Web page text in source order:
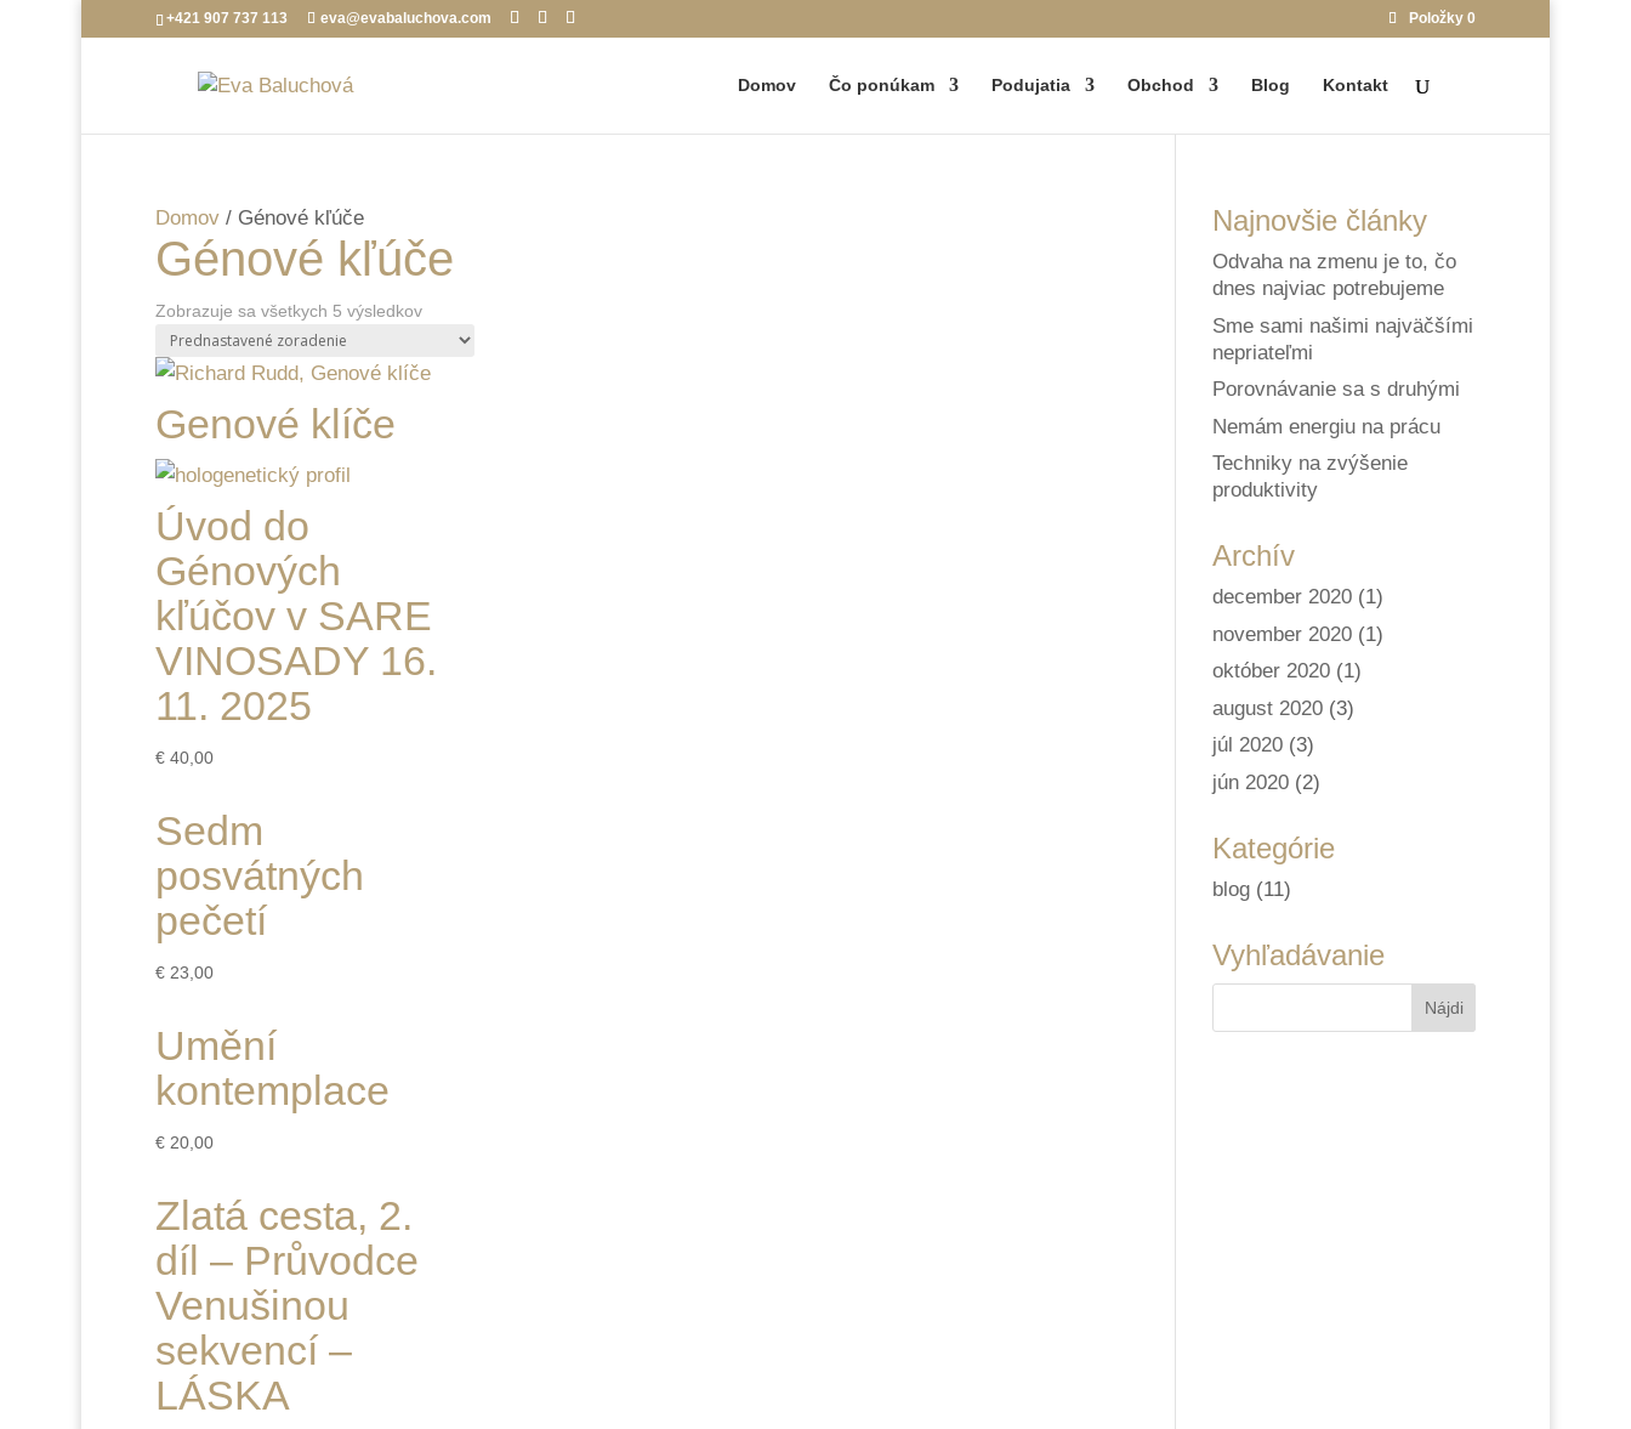
+421 907 737 113 eva@evabaluchova.com Položky 0
Domov Čo ponúkam Podujatia Obchod Blog Kontakt
Domov/ Génové kľúče
Génové kľúče
Zobrazuje sa všetkych 5 výsledkov
Genové klíče
Úvod do
Génových
kľúčov v SARE
VINOSADY 16.
11. 2025
€40,00
Sedm
posvátných
pečetí
€23,00
Umění
kontemplace
€20,00
Zlatá cesta, 2.
díl – Průvodce
Venušinou
sekvencí –
LÁSKA
Najnovšie články
Odvaha na zmenu je to, čo
dnes najviac potrebujeme
Sme sami našimi najväčšími
nepriateľmi
Porovnávanie sa s druhými
Nemám energiu na prácu
Techniky na zvýšenie
produktivity​
Archív
december 2020(1)
november 2020(1)
október 2020(1)
august 2020(3)
júl 2020(3)
jún 2020(2)
Kategórie
blog(11)
Vyhľadávanie